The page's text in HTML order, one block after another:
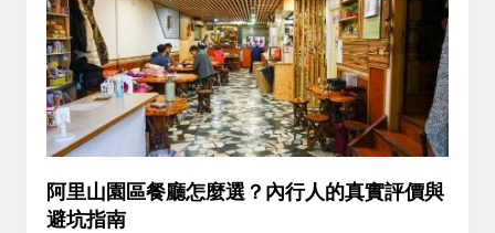
阿里山園區餐廳怎麼選？內行人的真實評價與
避坑指南